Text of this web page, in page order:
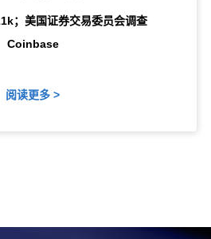
；美国证券交易委员会调查
Coinbase
阅读更多 >